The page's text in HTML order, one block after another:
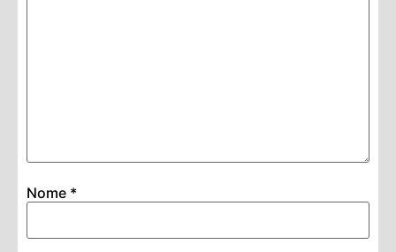
Nome *